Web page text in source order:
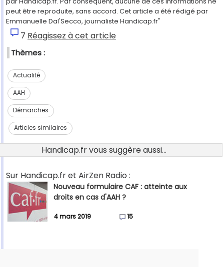
peut être reproduite, sans accord. Cet article a été rédigé par
Emmanuelle Dal'Secco, journaliste Handicap.fr"
7 Réagissez à cet article
Thèmes :
Actualité
AAH
Démarches
Articles similaires
Handicap.fr vous suggère aussi...
Sur Handicap.fr et AirZen Radio :
Nouveau formulaire CAF : atteinte aux
droits en cas d'AAH ?
4 mars 2019 15